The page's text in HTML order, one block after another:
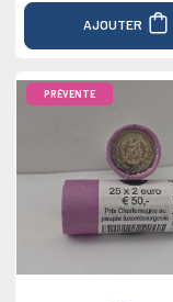
AJOUTER
PRÉVENTE